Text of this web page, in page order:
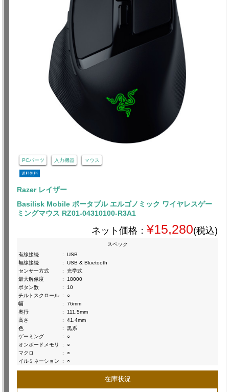
PCパーツ 入力機器 マウス
送料無料
Razer レイザー
Basilisk Mobile ポータブル エルゴノミック ワイヤレスゲー
ミングマウス RZ01-04310100-R3A1
ネット価格： ¥15,280(税込)
スペック
有線接続
:
USB
無線接続
:
USB & Bluetooth
センサー方式
:
光学式
最大解像度
:
18000
ボタン数
:
10
チルトスクロール :
○
幅
:
76mm
奥行
:
111.5mm
高さ
:
41.4mm
色
:
黒系
ゲーミング
:
○
オンボードメモリ
:
○
マクロ
:
○
イルミネーション
: ○
在庫状況